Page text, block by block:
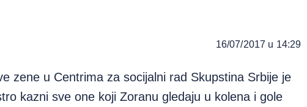
16/07/2017 u 14:29
zene u Centrima za socijalni rad Skupstina Srbije je
kazni sve one koji Zoranu gledaju u kolena i gole